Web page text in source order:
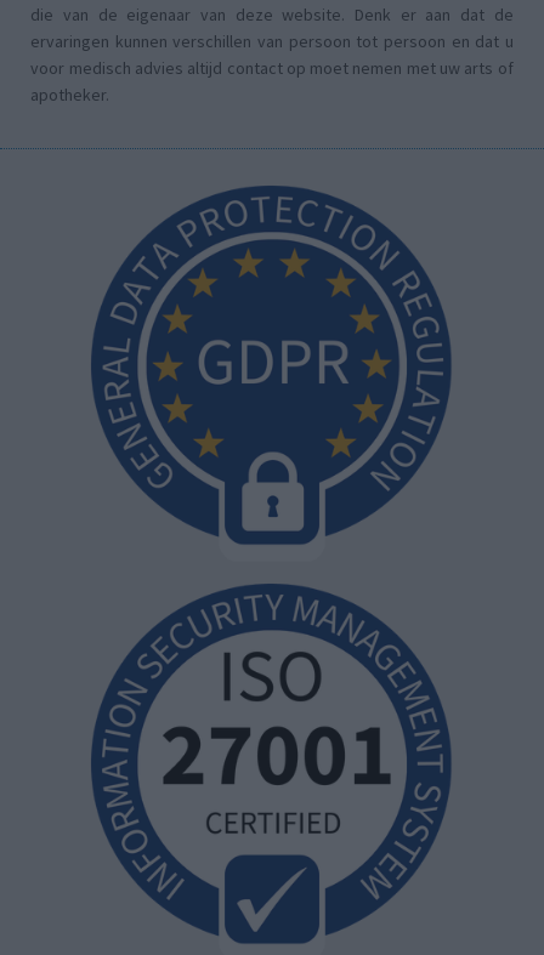
die van de eigenaar van deze website. Denk er aan dat de
ervaringen kunnen verschillen van persoon tot persoon en dat u
voor medisch advies altijd contact op moet nemen met uw arts of
apotheker.